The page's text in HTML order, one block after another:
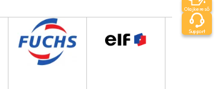
Olajkereső
Support